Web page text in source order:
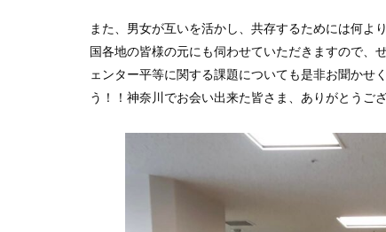
また、男女が互いを活かし、共存するためには何
国各地の皆様の元にも伺わせていただきますので、
ェンター平等に関する課題についても是非お聞かせ
う！！神奈川でお会い出来た皆さま、ありがとうご